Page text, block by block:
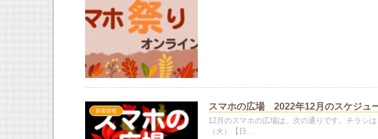
新着情報 スマホの広場 2022年12月のスケジュ
12月のスマホの広場は、次の通りです。チラシ
（火）【日...